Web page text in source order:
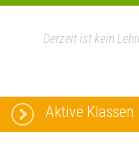
Derzeit ist kein
Aktive Klassen